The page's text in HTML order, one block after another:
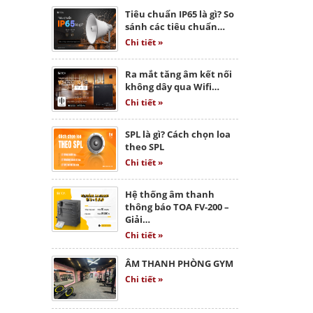
Tiêu chuẩn IP65 là gì? So
sánh các tiêu chuẩn…
Chi tiết »
Ra mắt tăng âm kết nối
không dây qua Wifi…
Chi tiết »
SPL là gì? Cách chọn loa
theo SPL
Chi tiết »
Hệ thống âm thanh
thông báo TOA FV-200 –
Giải…
Chi tiết »
ÂM THANH PHÒNG GYM
Chi tiết »